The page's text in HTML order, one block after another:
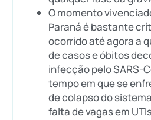
O momento
Paraná é bastante
ocorrido até agora a
de casos e óbitos
infecção pelo SARS-
tempo em que se
de colapso do
falta de vagas em